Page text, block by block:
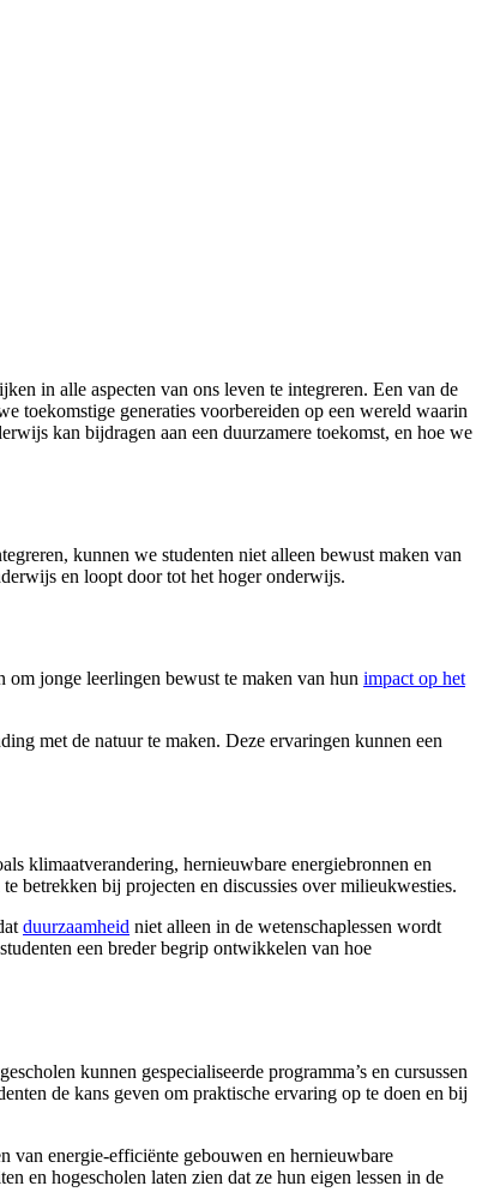
in alle aspecten van ons leven te integreren. Een van de
toekomstige generaties voorbereiden op een wereld waarin
kan bijdragen aan een duurzamere toekomst, en hoe we
kunnen we studenten niet alleen bewust maken van
en loopt door tot het hoger onderwijs.
jonge leerlingen bewust te maken van hun impact op het
met de natuur te maken. Deze ervaringen kunnen een
klimaatverandering, hernieuwbare energiebronnen en
betrekken bij projecten en discussies over milieukwesties.
duurzaamheid niet alleen in de wetenschaplessen wordt
een breder begrip ontwikkelen van hoe
kunnen gespecialiseerde programma’s en cursussen
de kans geven om praktische ervaring op te doen en bij
van energie-efficiënte gebouwen en hernieuwbare
en hogescholen laten zien dat ze hun eigen lessen in de